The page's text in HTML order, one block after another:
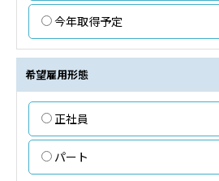
今年取得予定
希望雇用形態
正社員
パート